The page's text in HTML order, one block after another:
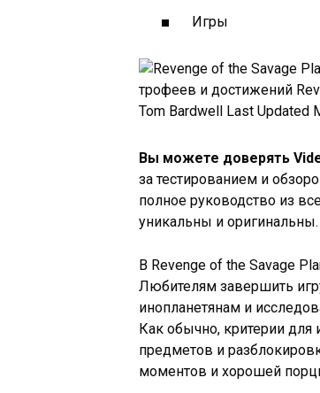
Игры
трофеев и достижений
Tom Bardwell Last Updated
Вы можете доверять
за тестированием и
полное руководство из
уникальны и
В Revenge of the Savage
Любителям завершить
инопланетянам и
Как обычно, критерии для
предметов и
моментов и хорошей